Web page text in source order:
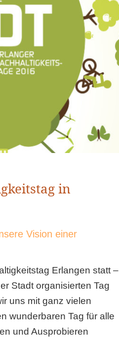
in
Vision einer
Erlangen statt –
Stadt organisierten Tag
uns mit ganz vielen
wunderbaren Tag für alle
und Ausprobieren